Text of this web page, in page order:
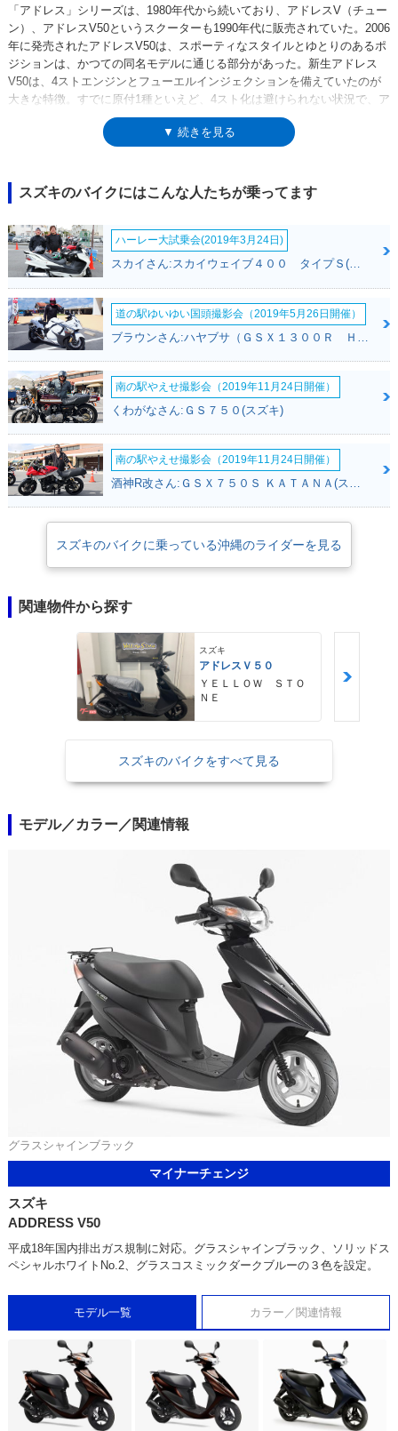
「アドレス」シリーズは、1980年代から続いており、アドレスV（チュー
ン）、アドレスV50というスクーターも1990年代に販売されていた。2006
年に発売されたアドレスV50は、スポーティなスタイルとゆとりのあるポ
ジションは、かつての同名モデルに通じる部分があった。新生アドレス
V50は、4ストエンジンとフューエルインジェクションを備えていたのが
大きな特徴。すでに原付1種といえど、4スト化は避けられない状況で、ア
ドレスV50登場後も継続された2ストのZZ（ジーツー）も、翌年には姿を
消した。登場後は、マイナーチェンジや強化された排出ガス規制（平成28
▼ 続きを見る
スズキのバイクにはこんな人たちが乗ってます
ハーレー大試乗会(2019年3月24日)
スカイさん:スカイウェイブ４００ タイプＳ(スズキ)
道の駅ゆいゆい国頭撮影会（2019年5月26日開催）
南の駅やえせ撮影会（2019年11月24日開催）
くわがなさん:ＧＳ７５０(スズキ)
南の駅やえせ撮影会（2019年11月24日開催）
スズキのバイクに乗っている沖縄のライダーを見る
関連物件から探す
スズキ
アドレスＶ５０
ＹＥＬＬＯＷ ＳＴＯ
ＮＥ
スズキのバイクをすべて見る
モデル／カラー／関連情報
グラスシャインブラック
マイナーチェンジ
スズキ
ADDRESS V50
平成18年国内排出ガス規制に対応。グラスシャインブラック、ソリッドス
ペシャルホワイトNo.2、グラスコスミックダークブルーの３色を設定。
モデル一覧 カラー／関連情報